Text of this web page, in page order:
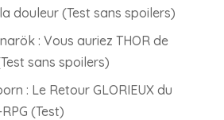
douleur (Test sans spoilers)
: Vous auriez THOR de
sans spoilers)
: Le Retour GLORIEUX du
(Test)